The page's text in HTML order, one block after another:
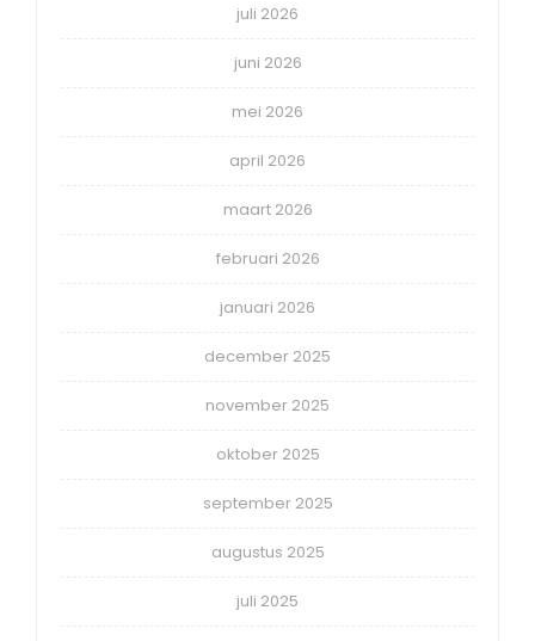
juli 2026
juni 2026
mei 2026
april 2026
maart 2026
februari 2026
januari 2026
december 2025
november 2025
oktober 2025
september 2025
augustus 2025
juli 2025